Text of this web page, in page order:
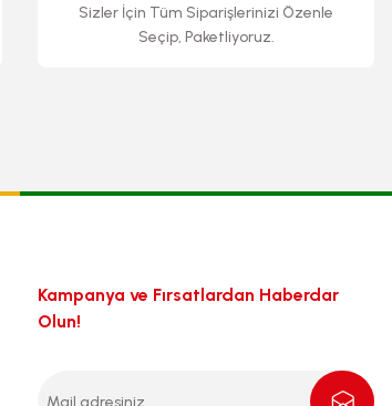
Sizler İçin Tüm Siparişlerinizi Özenle
Seçip, Paketliyoruz.
Kampanya ve Fırsatlardan Haberdar
Olun!